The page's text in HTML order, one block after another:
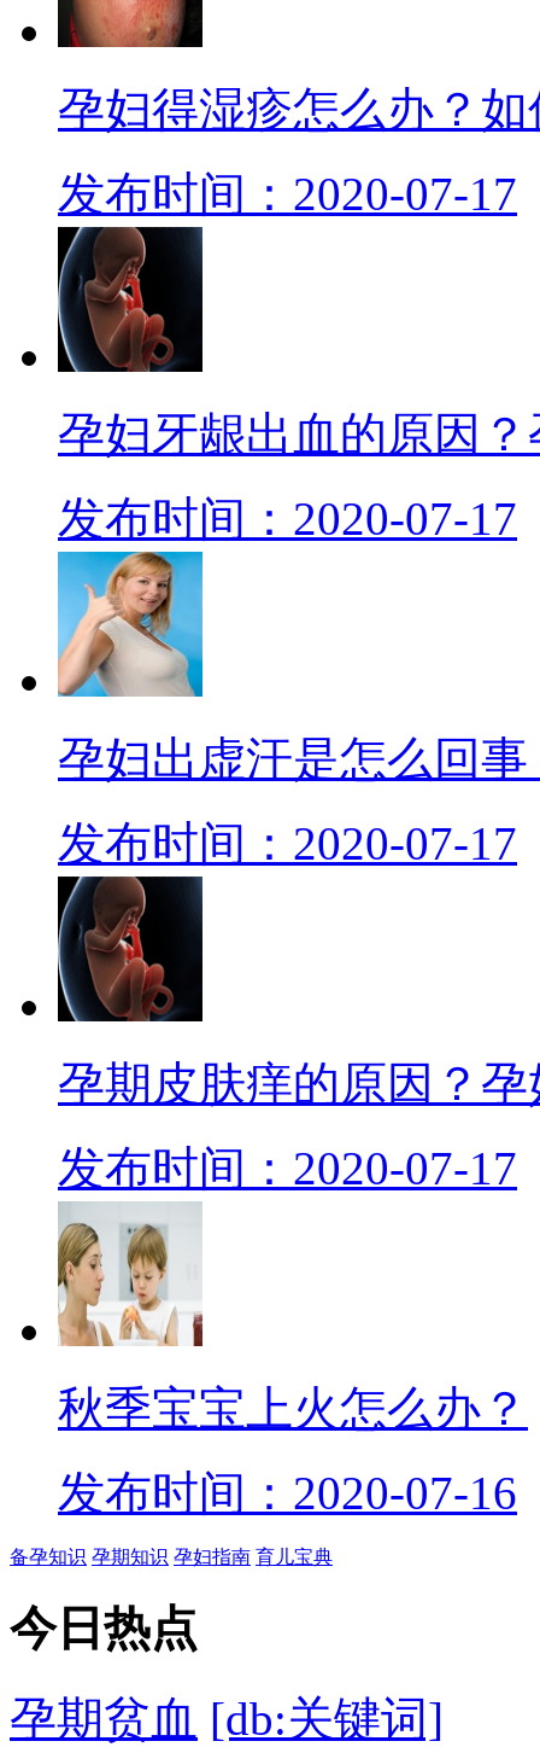
孕妇得湿疹怎么办？
发布时间：2020-07-17
孕妇牙龈出血的原因
发布时间：2020-07-17
孕妇出虚汗是怎么回
发布时间：2020-07-17
孕期皮肤痒的原因？
发布时间：2020-07-17
秋季宝宝上火怎么办？
发布时间：2020-07-16
备孕知识 孕期知识 孕妇指南 育儿宝典
今日 热点
孕期贫血 [db:关键词]